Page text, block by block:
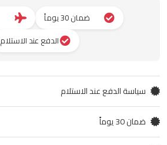
ضمان 30 يوماً
الدفع عند الاستلام
سياسة الدفع عند الاستلام
ضمان 30 يوماً